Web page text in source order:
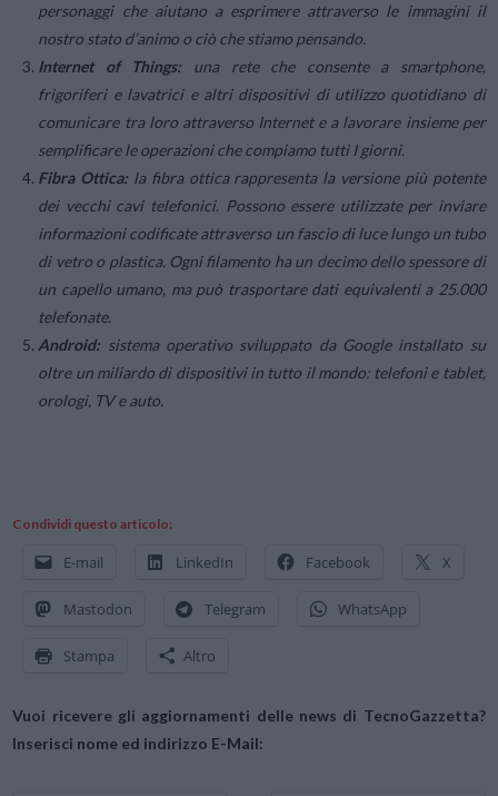
personaggi che aiutano a esprimere attraverso le immagini il
nostro stato d’animo o ciò che stiamo pensando.
Internet of Things: una rete che consente a smartphone,
frigoriferi e lavatrici e altri dispositivi di utilizzo quotidiano di
comunicare tra loro attraverso Internet e a lavorare insieme per
semplificare le operazioni che compiamo tutti I giorni.
Fibra Ottica: la fibra ottica rappresenta la versione più potente
dei vecchi cavi telefonici. Possono essere utilizzate per inviare
informazioni codificate attraverso un fascio di luce lungo un tubo
di vetro o plastica. Ogni filamento ha un decimo dello spessore di
un capello umano, ma può trasportare dati equivalenti a 25.000
telefonate.
Android: sistema operativo sviluppato da Google installato su
oltre un miliardo di dispositivi in tutto il mondo: telefoni e tablet,
orologi, TV e auto.
Condividi questo articolo:
E-mail LinkedIn Facebook X
Mastodon Telegram WhatsApp
Stampa Altro
Vuoi ricevere gli aggiornamenti delle news di TecnoGazzetta?
Inserisci nome ed indirizzo E-Mail: